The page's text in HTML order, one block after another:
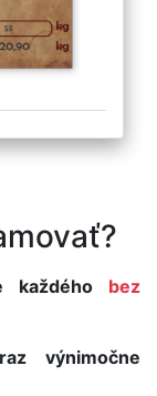
každého
bez
výnimočne